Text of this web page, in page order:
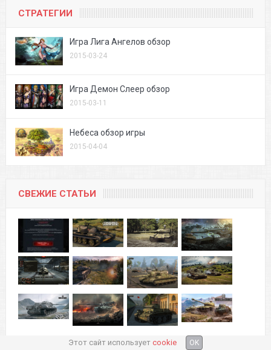
СТРАТЕГИИ
Игра Лига Ангелов обзор
2015-03-24
Игра Демон Слеер обзор
2015-03-11
Небеса обзор игры
2015-04-04
СВЕЖИЕ СТАТЬИ
Этот сайт использует cookie OK